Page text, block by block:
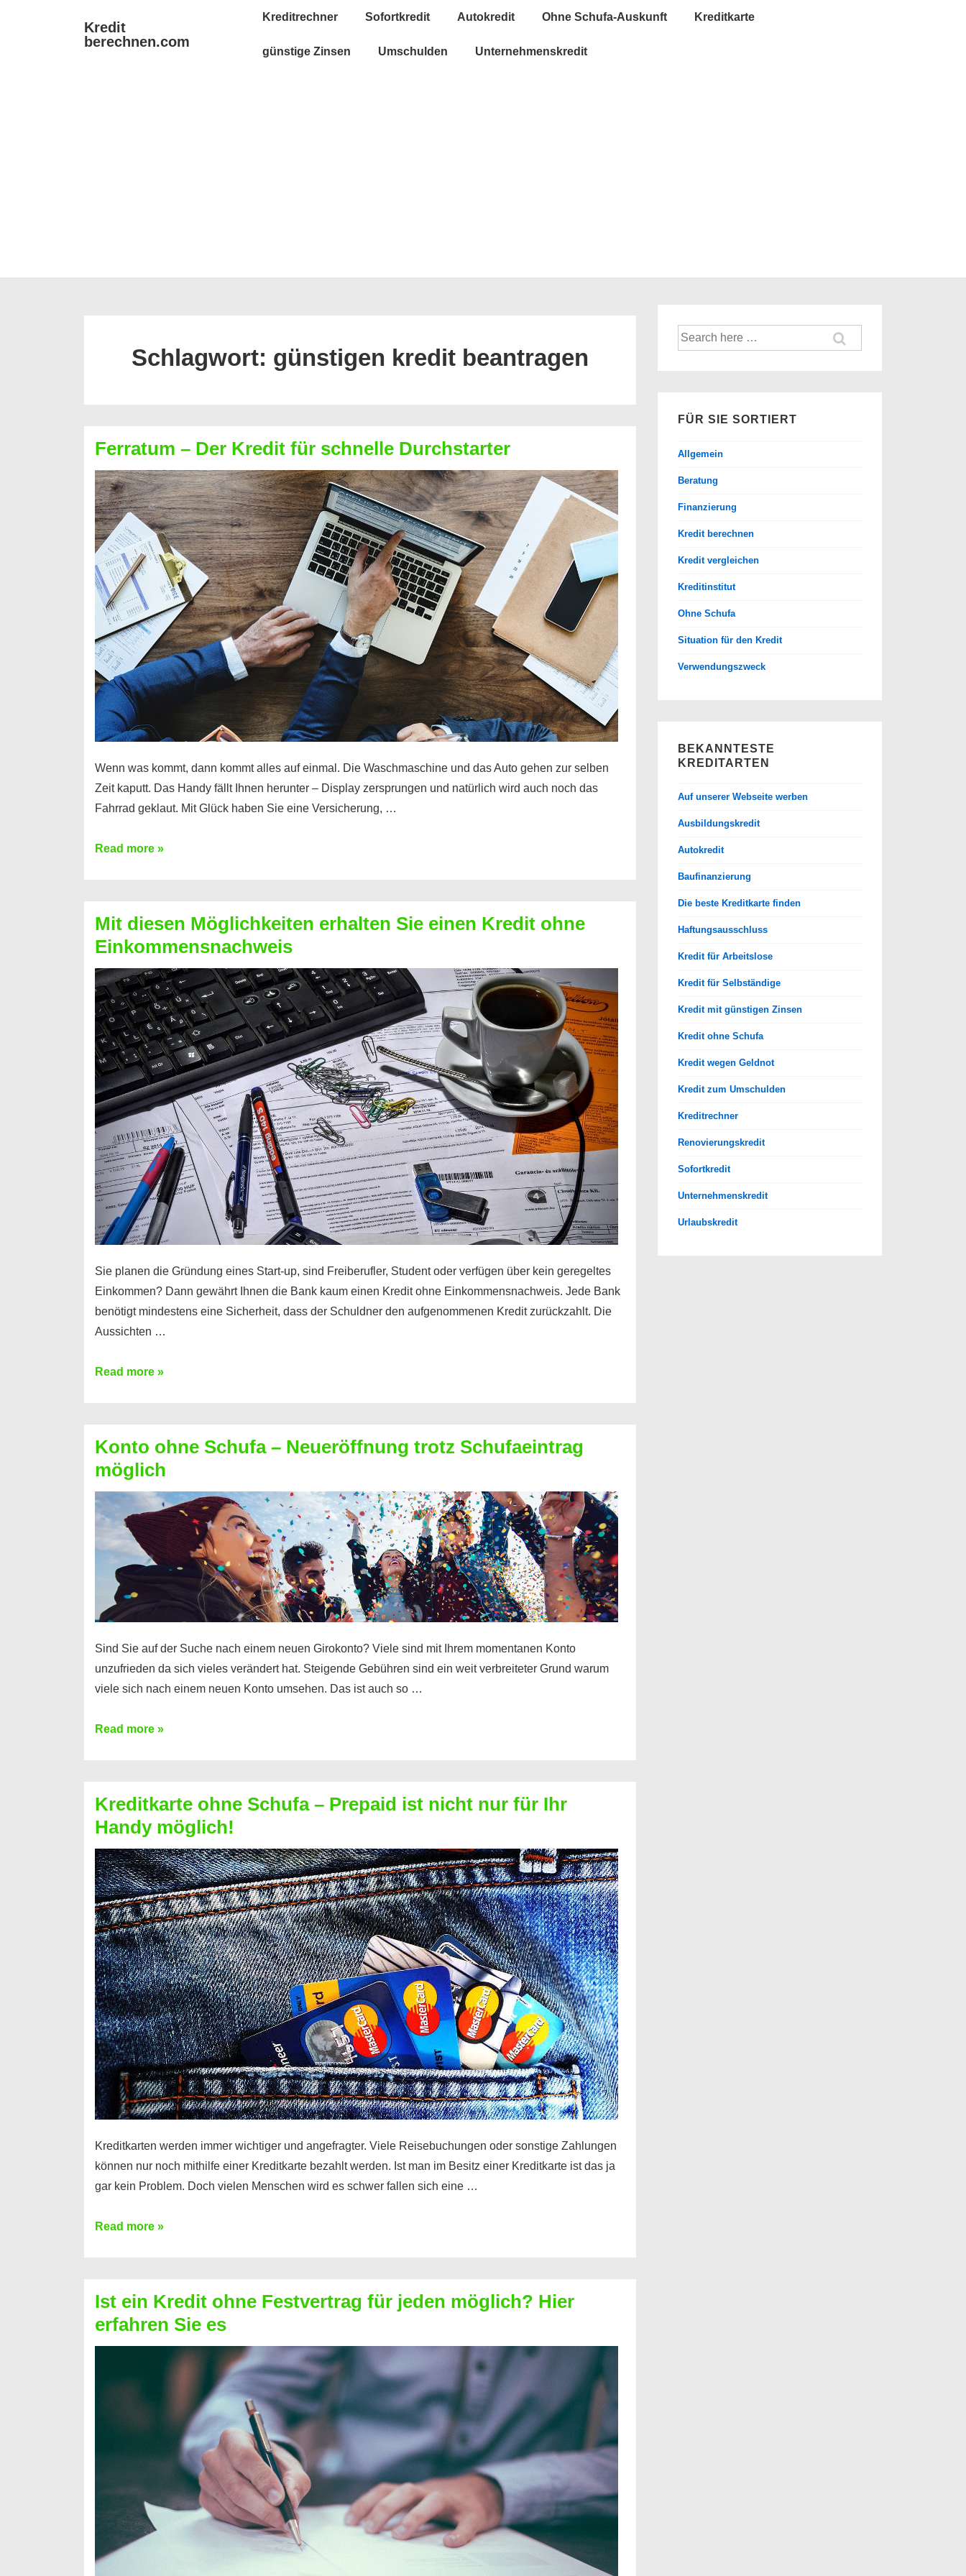
Kredit
berechnen.com
Main
Kreditrechner Sofortkredit Autokredit Ohne Schufa-Auskunft Kreditkarte
günstige Zinsen Umschulden Unternehmenskredit
Schlagwort: günstigen kredit beantragen
Ferratum – Der Kredit für schnelle Durchstarter
Wenn was kommt, dann kommt alles auf einmal. Die Waschmaschine und das Auto gehen zur selben
Zeit kaputt. Das Handy fällt Ihnen herunter – Display zersprungen und natürlich wird auch noch das
Fahrrad geklaut. Mit Glück haben Sie eine Versicherung, …
Ferratum
für
schnelle
Durchstarter
Read more »
Mit diesen Möglichkeiten erhalten Sie einen Kredit ohne
Einkommensnachweis
Sie planen die Gründung eines Start-up, sind Freiberufler, Student oder verfügen über kein geregeltes
Einkommen? Dann gewährt Ihnen die Bank kaum einen Kredit ohne Einkommensnachweis. Jede Bank
benötigt mindestens eine Sicherheit, dass der Schuldner den aufgenommenen Kredit zurückzahlt. Die
Aussichten …
Mit
Sie
einen
Kredit
ohne
Einkommensnachweis
Read more »
Konto ohne Schufa – Neueröffnung trotz Schufaeintrag
möglich
Sind Sie auf der Suche nach einem neuen Girokonto? Viele sind mit Ihrem momentanen Konto
unzufrieden da sich vieles verändert hat. Steigende Gebühren sind ein weit verbreiteter Grund warum
viele sich nach einem neuen Konto umsehen. Das ist auch so …
Konto
Neueröffnung
trotz
Schufaeintrag
möglich
Read more »
Kreditkarte ohne Schufa – Prepaid ist nicht nur für Ihr
Handy möglich!
Kreditkarten werden immer wichtiger und angefragter. Viele Reisebuchungen oder sonstige Zahlungen
können nur noch mithilfe einer Kreditkarte bezahlt werden. Ist man im Besitz einer Kreditkarte ist das ja
gar kein Problem. Doch vielen Menschen wird es schwer fallen sich eine …
Kreditkarte
Prepaid
ist
nicht
Read more »
Ist ein Kredit ohne Festvertrag für jeden möglich? Hier
erfahren Sie es
Suche
nach:
FÜR SIE SORTIERT
Allgemein
Beratung
Finanzierung
Kredit berechnen
Kredit vergleichen
Kreditinstitut
Ohne Schufa
Situation für den Kredit
Verwendungszweck
BEKANNTESTE
KREDITARTEN
Auf unserer Webseite werben
Ausbildungskredit
Autokredit
Baufinanzierung
Die beste Kreditkarte finden
Haftungsausschluss
Kredit für Arbeitslose
Kredit für Selbständige
Kredit mit günstigen Zinsen
Kredit ohne Schufa
Kredit wegen Geldnot
Kredit zum Umschulden
Kreditrechner
Renovierungskredit
Sofortkredit
Unternehmenskredit
Urlaubskredit